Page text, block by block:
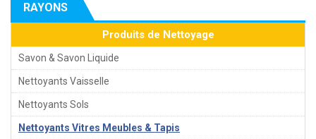
RAYONS
Produits de Nettoyage
Savon & Savon Liquide
Nettoyants Vaisselle
Nettoyants Sols
Nettoyants Vitres Meubles & Tapis